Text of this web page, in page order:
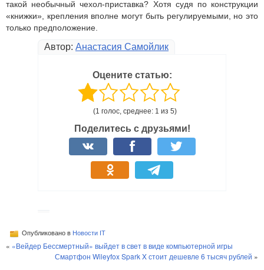
такой необычный чехол-приставка? Хотя судя по конструкции
«книжки», крепления вполне могут быть регулируемыми, но это
только предположение.
Автор: Анастасия Самойлик
Оцените статью:
(1 голос, среднее: 1 из 5)
Поделитесь с друзьями!
Опубликовано в Новости IT
« «Вейдер Бессмертный» выйдет в свет в виде компьютерной игры
Смартфон Wileyfox Spark X стоит дешевле 6 тысяч рублей »